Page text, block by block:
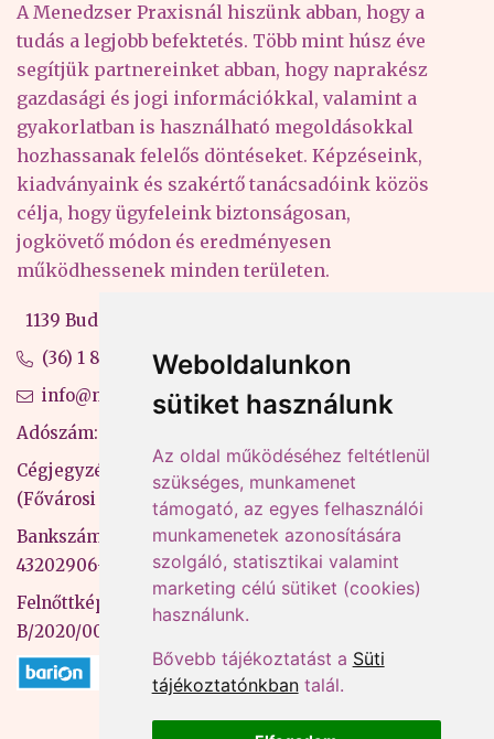
Weboldalunkon
sütiket használunk
Az oldal működéséhez feltétlenül
szükséges, munkamenet
támogató, az egyes felhasználói
munkamenetek azonosítására
szolgáló, statisztikai valamint
marketing célú sütiket (cookies)
használunk.
Bővebb tájékoztatást a Süti
tájékoztatónkbantalál.
A Menedzser Praxisnál hiszünk abban, hogy a
tudás a legjobb befektetés. Több mint húsz éve
segítjük partnereinket abban, hogy naprakész
gazdasági és jogi információkkal, valamint a
gyakorlatban is használható megoldásokkal
hozhassanak felelős döntéseket. Képzéseink,
kiadványaink és szakértő tanácsadóink közös
célja, hogy ügyfeleink biztonságosan,
jogkövető módon és eredményesen
működhessenek minden területen.
1139 Budapest, Váci út 99-105. 4. em.
(36) 1 880 76 00
info@mprx.hu
Adószám: 13598145-2-41
Cégjegyzékszám: 01-09-883770
(Fővárosi Bíróság)
Bankszámlaszám: CIB Bank, 10700581-
43202906-51100005
Felnőttképzési nyilvántartási szám:
B/2020/000053